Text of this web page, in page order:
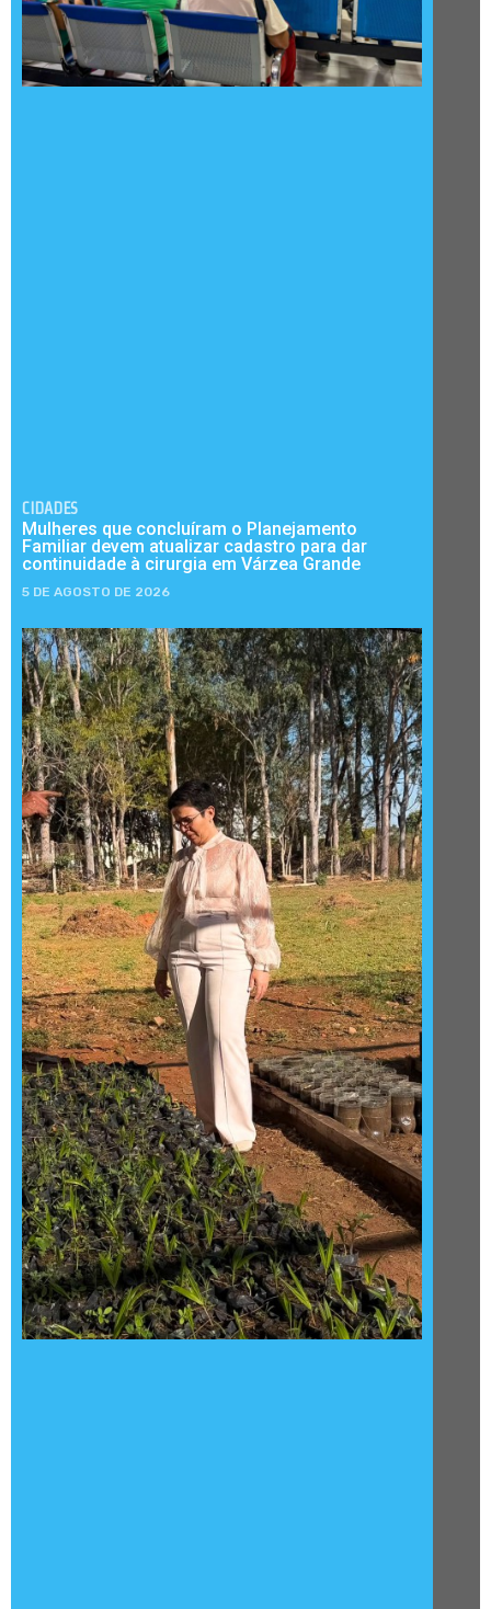
CIDADES
Mulheres que concluíram o Planejamento
Familiar devem atualizar cadastro para dar
continuidade à cirurgia em Várzea Grande
5 DE AGOSTO DE 2026